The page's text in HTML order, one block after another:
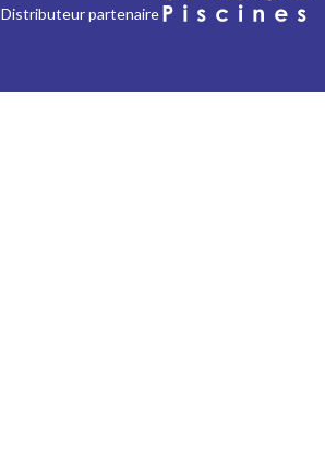
Distributeur partenaire